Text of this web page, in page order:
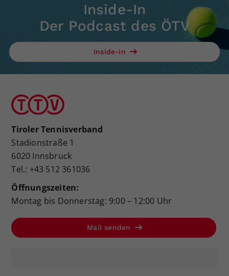
Inside-In
Der Podcast des ÖTV
Inside-In
Tiroler Tennisverband
Stadionstraße 1
6020 Innsbruck
Tel.: +43 512 361036
Öffnungszeiten:
Montag bis Donnerstag: 9:00 – 12:00 Uhr
Mail senden